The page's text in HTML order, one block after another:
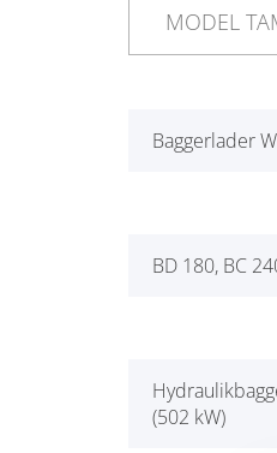
Baggerlader
BD 180, BC
(502 kW)